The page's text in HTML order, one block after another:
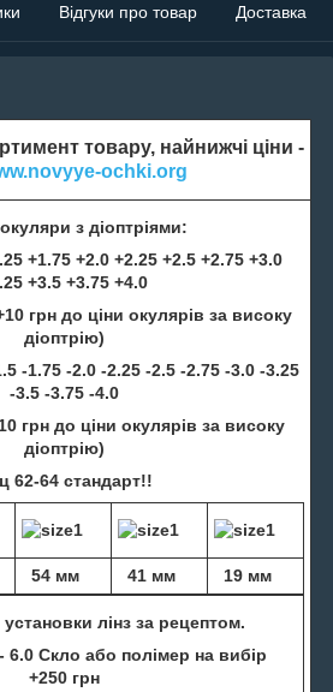
Відгуки про товар Доставка
товару, найнижчі ціни -
ochki.org
з діоптріями:
+1.75 +2.0 +2.25 +2.5 +2.75 +3.0
+3.5 +3.75 +4.0
грн до ціни окулярів за високу
діоптрію)
-1.75 -2.0 -2.25 -2.5 -2.75 -3.0 -3.25
-3.5 -3.75 -4.0
грн до ціни окулярів за високу
діоптрію)
62-64 стандарт!!
54 мм 41 мм 19 мм
лінз за рецептом.
6.0 Скло або полімер на вибір
+250 грн